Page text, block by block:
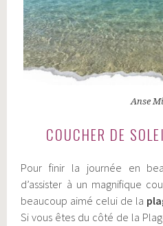
Anse
COUCHER DE
Pour finir la journée en
d’assister à un magnifique
beaucoup aimé celui de la
Si vous êtes du côté de la